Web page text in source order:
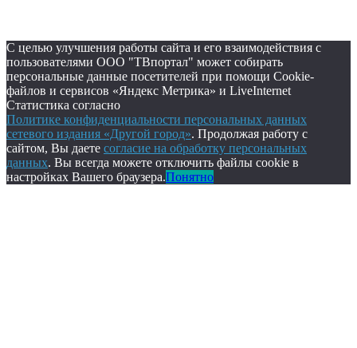
С целью улучшения работы сайта и его взаимодействия с
пользователями ООО "ТВпортал" может собирать
персональные данные посетителей при помощи Cookie-
файлов и сервисов «Яндекс Метрика» и LiveInternet
Статистика согласно
Политике конфиденциальности персональных данных
сетевого издания «Другой город». Продолжая работу с
сайтом, Вы даете согласие на обработку персональных
данных. Вы всегда можете отключить файлы cookie в
настройках Вашего браузера.Понятно